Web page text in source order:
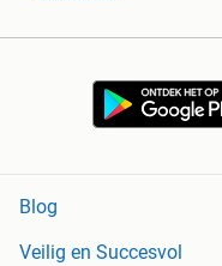
Blog
Veilig en Succesvol